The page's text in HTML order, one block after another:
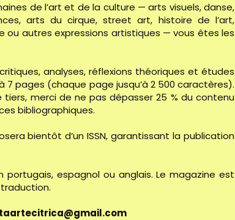
de l’art et de la culture — arts visuels, danse,
arts du cirque, street art, histoire de l’art,
ou autres expressions artistiques — vous êtes les
analyses, réflexions théoriques et études
7 pages (chaque page jusqu’à 2 500 caractères).
merci de ne pas dépasser 25 % du contenu
bibliographiques.
bientôt d’un ISSN, garantissant la publication
espagnol ou anglais. Le magazine est